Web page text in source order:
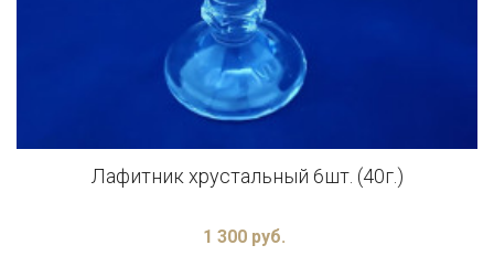
Лафитник хрустальный 6шт. (40г.)
1 300 руб.